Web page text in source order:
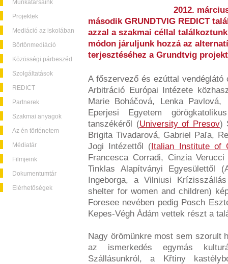
Munkatársaink
Projektek
Mediáció az iskolában
Börtönmediáció
Közösségi párbeszéd
Szolgáltatások
REDICT
Partnerek
Szakmai anyagok
Az én történetem
Médiatár
Filmjeink
Dokumentumtár
Elérhetőségek
2012.
második GRUNDTVIG REDICT
azzal a szakmai céllal
módon járuljunk hozzá az
terjesztéséhez a Grundtvig
A főszervező és ezúttal
Arbitráció Európai Intézete
Marie Boháčová, Lenka
Eperjesi Egyetem
tanszékéről (University of Presov)
Brigita Tivadarová, Gabriel Paľa,
Jogi Intézettől (Italian Institute of
Francesca Corradi, Cinzia
Tinklas Alapítványi Egyesülettől
Ingeborga, a Vilniusi
shelter for women and children)
Foresee nevében pedig Posch
Kepes-Végh Ádám vettek részt a
Nagy örömünkre most sem szorult
az ismerkedés egymás
Szállásunkról, a Křtiny